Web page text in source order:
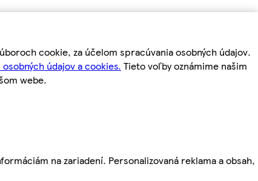
cookie, za účelom spracúvania osobných údajov.
údajov a cookies. Tieto voľby oznámime našim
webe.
na zariadení. Personalizovaná reklama a obsah,